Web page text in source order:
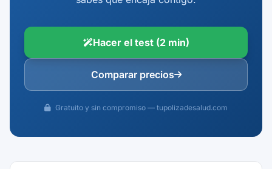
Hacer el test (2 min)
Comparar precios
Gratuito y sin compromiso — tupolizadesalud.com